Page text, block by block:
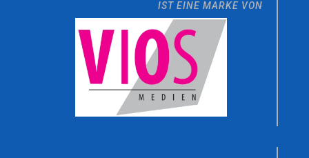
IST EINE MARKE VON